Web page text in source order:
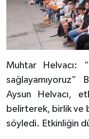
Muhtar Helvacı:
sağlayamıyoruz”
Aysun Helvacı,
belirterek, birlik ve
söyledi. Etkinliğin